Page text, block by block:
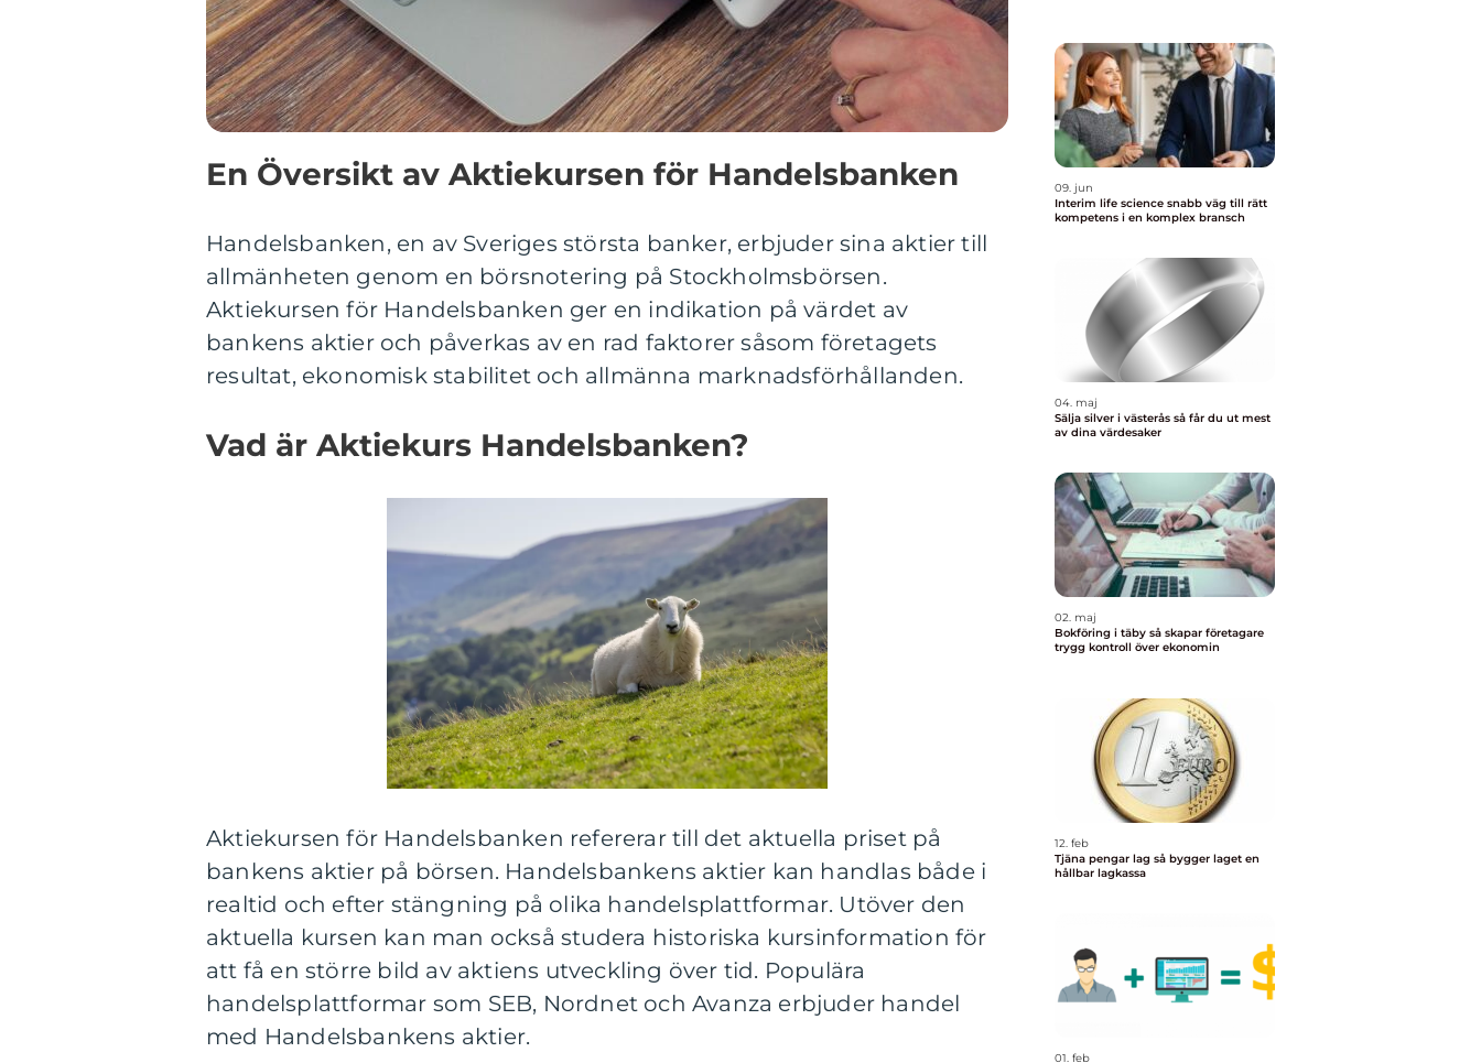
En Översikt av Aktiekursen för Handelsbanken
Handelsbanken, en av Sveriges största banker, erbjuder sina aktier till
allmänheten genom en börsnotering på Stockholmsbörsen.
Aktiekursen för Handelsbanken ger en indikation på värdet av
bankens aktier och påverkas av en rad faktorer såsom företagets
resultat, ekonomisk stabilitet och allmänna marknadsförhållanden.
Vad är Aktiekurs Handelsbanken?
Aktiekursen för Handelsbanken refererar till det aktuella priset på
bankens aktier på börsen. Handelsbankens aktier kan handlas både i
realtid och efter stängning på olika handelsplattformar. Utöver den
aktuella kursen kan man också studera historiska kursinformation för
att få en större bild av aktiens utveckling över tid. Populära
handelsplattformar som SEB, Nordnet och Avanza erbjuder handel
med Handelsbankens aktier.
09. jun
Interim life science snabb väg till rätt
kompetens i en komplex bransch
04. maj
Sälja silver i västerås så får du ut mest
av dina värdesaker
02. maj
Bokföring i täby så skapar företagare
trygg kontroll över ekonomin
12. feb
Tjäna pengar lag så bygger laget en
hållbar lagkassa
01. feb